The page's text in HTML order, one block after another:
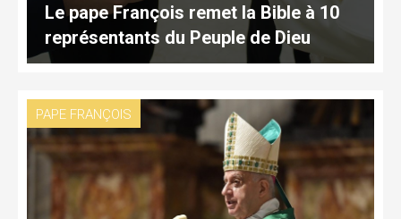
Le pape François remet la Bible à 10
représentants du Peuple de Dieu
PAPE FRANÇOIS